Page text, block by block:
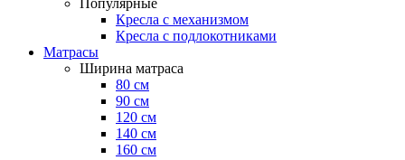
Популярные
Кресла с механизмом
Кресла с подлокотниками
Матрасы
Ширина матраса
80 см
90 см
120 см
140 см
160 см